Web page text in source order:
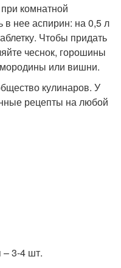
комнатной
в нее аспирин: на 0,5 л
Чтобы придать
чеснок, горошины
или вишни.
кулинаров. У
рецепты на любой
3-4 шт.